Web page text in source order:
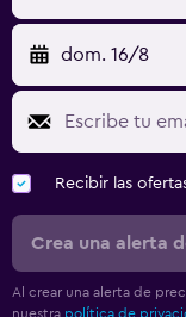
dom. 16/8
Recibir las
Crea una alerta
Al crear una alerta de
nuestra política de